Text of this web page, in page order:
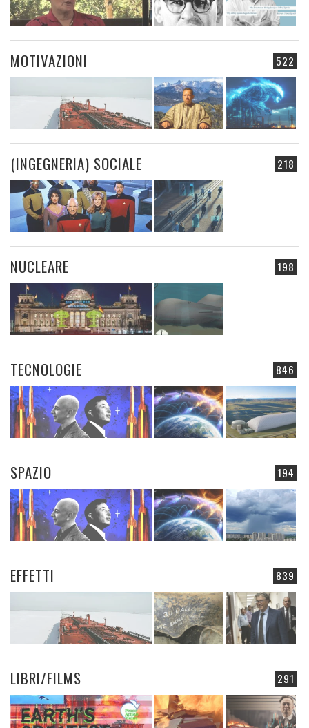
522
MOTIVAZIONI
218
(INGEGNERIA) SOCIALE
198
NUCLEARE
846
TECNOLOGIE
194
SPAZIO
839
EFFETTI
291
LIBRI/FILMS